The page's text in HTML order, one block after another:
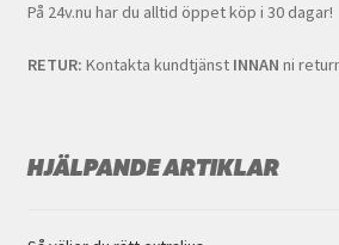
På 24v.nu har du alltid öppet köp i 30 dagar!
RETUR: Kontakta kundtjänst INNAN ni
HJÄLPANDE ARTIKLAR